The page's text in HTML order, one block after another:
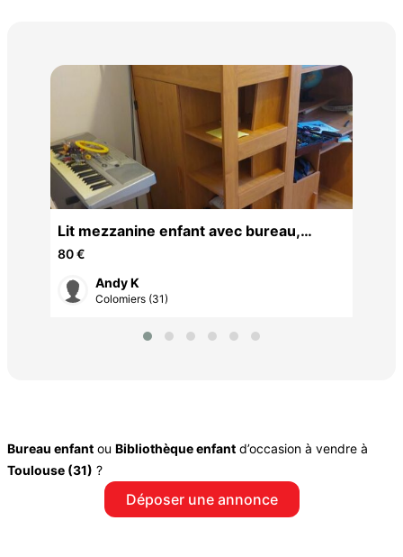
Lit mezzanine enfant avec bureau,
bibliothèque et armoire
80 €
Andy K
Colomiers (31)
Bureau enfant ou Bibliothèque enfant d’occasion à vendre à
Toulouse (31) ?
Déposer une annonce